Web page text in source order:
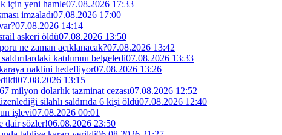
için yeni hamle07.08.2026 17:33
imzaladı07.08.2026 17:00
07.08.2026 14:14
askeri öldü07.08.2026 13:50
ne zaman açıklanacak?07.08.2026 13:42
katılımını belgeledi07.08.2026 13:33
naklini hedefliyor07.08.2026 13:26
07.08.2026 13:15
milyon dolarlık tazminat cezası07.08.2026 12:52
silahlı saldırıda 6 kişi öldü07.08.2026 12:40
işlevi07.08.2026 00:01
dair sözler!06.08.2026 23:50